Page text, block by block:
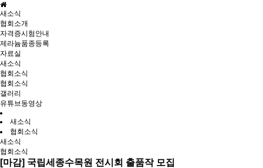
새소식
협회소개
자격증시험안내
제라늄품종등록
자료실
새소식
협회소식
협회소식
갤러리
유튜브동영상
새소식
협회소식
새소식
협회소식
[마감] 국립세종수목원 전시회 출품작 모집